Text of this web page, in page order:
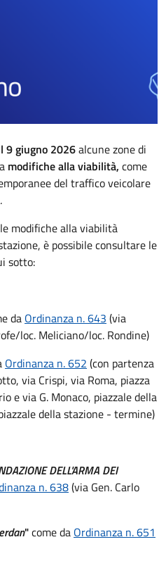
9 giugno 2026alcune zone di
modifiche alla viabilità, come
del traffico veicolare
modifiche alla viabilità
è possibile consultare le
sotto:
da Ordinanza n. 643 (via
loc. Meliciano/loc. Rondine)
Ordinanza n. 652 (con partenza
via Crispi, via Roma, piazza
e via G. Monaco, piazzale della
della stazione - termine)
DELL'ARMA DEI
n. 638(via Gen. Carlo
"come da Ordinanza n. 651